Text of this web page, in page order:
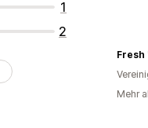
1
2
Fresh
Mehr